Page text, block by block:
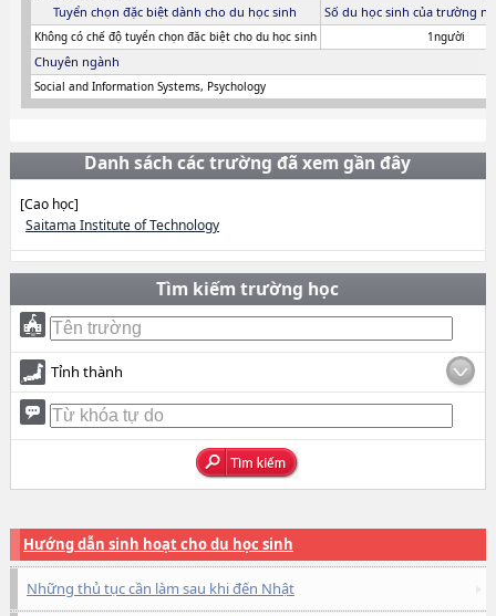
Tuyển chọn đặc biệt dành cho du học sinh Số du học sinh của trường
Không có chế độ tuyển chọn đăc biệt cho du học sinh 1người
Chuyên ngành
Social and Information Systems, Psychology
Danh sách các trường đã xem gần đây
[Cao học]
Saitama Institute of Technology
Tìm kiếm trường học
Tỉnh thành
Hướng dẫn sinh hoạt cho du học sinh
Những thủ tục cần làm sau khi đến Nhật